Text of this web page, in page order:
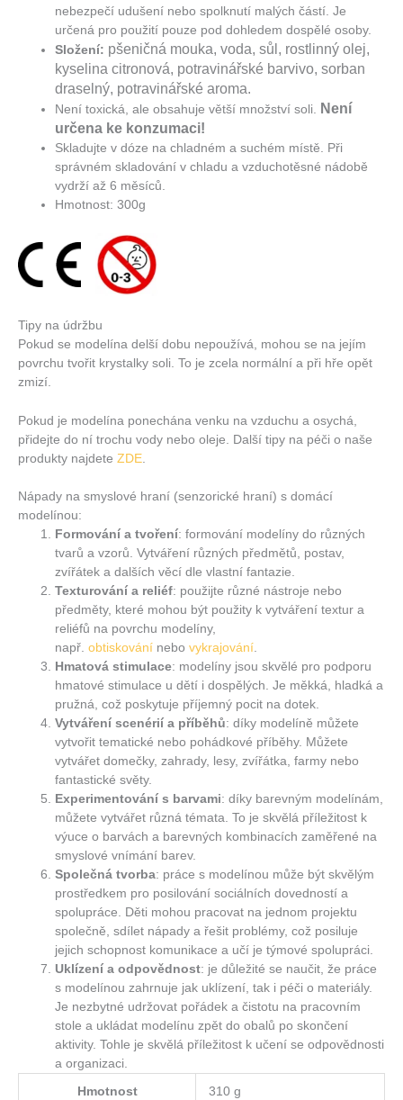
nebezpečí udušení nebo spolknutí malých částí. Je
určená pro použití pouze pod dohledem dospělé osoby.
Složení: pšeničná mouka, voda, sůl, rostlinný olej,
kyselina citronová, potravinářské barvivo, sorban
draselný, potravinářské aroma.
Není toxická, ale obsahuje větší množství soli. Není
určena ke konzumaci!
Skladujte v dóze na chladném a suchém místě. Při
správném skladování v chladu a vzduchotěsné nádobě
vydrží až 6 měsíců.
Hmotnost: 300g
Tipy na údržbu
Pokud se modelína delší dobu nepoužívá, mohou se na jejím
povrchu tvořit krystalky soli. To je zcela normální a při hře opět
zmizí.
Pokud je modelína ponechána venku na vzduchu a osychá,
přidejte do ní trochu vody nebo oleje. Další tipy na péči o naše
produkty najdete ZDE
Nápady na smyslové hraní (senzorické hraní) s domácí
modelínou:
Formování a tvoření: formování modelíny do různých
tvarů a vzorů. Vytváření různých předmětů, postav,
zvířátek a dalších věcí dle vlastní fantazie.
Texturování a reliéf: použijte různé nástroje nebo
předměty, které mohou být použity k vytváření textur a
reliéfů na povrchu modelíny,
např.obtiskování nebovykrajování.
Hmatová stimulace: modelíny jsou skvělé pro podporu
hmatové stimulace u dětí i dospělých. Je měkká, hladká a
pružná, což poskytuje příjemný pocit na dotek.
Vytváření scenérií a příběhů: díky modelíně můžete
vytvořit tematické nebo pohádkové příběhy. Můžete
vytvářet domečky, zahrady, lesy, zvířátka, farmy nebo
fantastické světy.
Experimentování s barvami: díky barevným modelínám,
můžete vytvářet různá témata. To je skvělá příležitost k
výuce o barvách a barevných kombinacích zaměřené na
smyslové vnímání barev.
Společná tvorba: práce s modelínou může být skvělým
prostředkem pro posilování sociálních dovedností a
spolupráce. Děti mohou pracovat na jednom projektu
společně, sdílet nápady a řešit problémy, což posiluje
jejich schopnost komunikace a učí je týmové spolupráci.
Uklízení a odpovědnost: je důležité se naučit, že práce
s modelínou zahrnuje jak uklízení, tak i péči o materiály.
Je nezbytné udržovat pořádek a čistotu na pracovním
stole a ukládat modelínu zpět do obalů po skončení
aktivity. Tohle je skvělá příležitost k učení se odpovědnosti
a organizaci.
Hmotnost 310 g